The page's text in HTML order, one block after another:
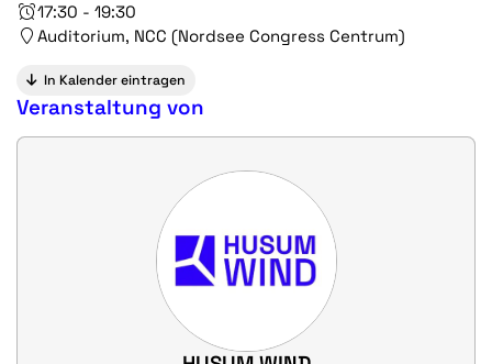
17:30 - 19:30
Auditorium, NCC (Nordsee Congress Centrum)
In Kalender eintragen
Veranstaltung von